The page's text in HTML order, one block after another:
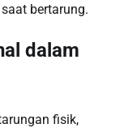
bertarung.
dalam
fisik,